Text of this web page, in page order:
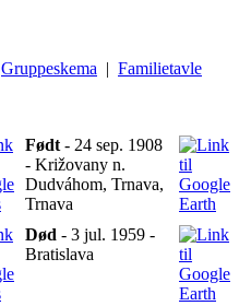
Gruppeskema | Familietavle
Født - 24 sep. 1908
- Križovany n.
Dudváhom, Trnava,
Trnava
Død - 3 jul. 1959 -
Bratislava